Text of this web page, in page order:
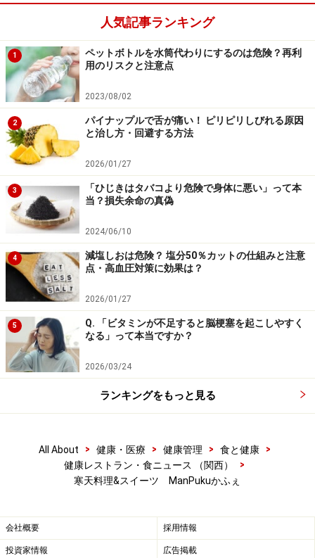
ランチには、他にも京都の有名店「半升」の湯葉を使っ
た湯葉どんぶりBランチ(850円)と、週替わりCランチ
(800円)もあります。
また寒天を使ったスイーツも人気で、ロイヤルミルクテ
ィーを卵もゼラチンも使用せずに寒天で固めた「寒天な
めらかプリン」や、ドリップコーヒーを寒天とわらび粉
で練ったもちもちした食感の「寒天わらび餅コーヒー風
味」は、かふぇはもちろんショッピングセンターなどの
イベント等で販売すると、たちまち売り切れるほど。
珍しい寒天専門のカフェということで、電車やバスを乗
り継いでこられるリピーターになられるお客様も増加中
です。
※記事内容は執筆時点のものです。最新の内容をご確認くださ
い。
※当サイトにおける医師・医療従事者等による情報の提供は、診
断・治療行為ではありません。診断・治療を必要とする方は、適
切な医療機関での受診をおすすめいたします。記事内容は執筆者
個人の見解によるものであり、全ての方への有効性を保証するも
のではありません。当サイトで提供する情報に基づいて被ったい
かなる損害についても、当社、各ガイド、その他当社と契約した
情報提供者は一切の責任を負いかねます。
1 /
人気記事ランキング
1
ペットボトルを水筒代わりにするのは危険？再利
用のリスクと注意点
2023/08/02
2
パイナップルで舌が痛い！ ピリピリしびれる原因
と治し方・回避する方法
2026/01/27
3
「ひじきはタバコより危険で身体に悪い」って本
当？損失余命の真偽
2024/06/10
4
減塩しおは危険？ 塩分50％カットの仕組みと注意
点・高血圧対策に効果は？
2026/01/27
5
Q. 「ビタミンが不足すると脳梗塞を起こしやすく
なる」って本当ですか？
2026/03/24
ランキングをもっと見る
All About > 健康・医療 > 健康管理 > 食と健康
>
健康レストラン・食ニュース （関西）
>
寒天料理&スイーツ ManPukuかふぇ
会社概要 採用情報
投資家情報 広告掲載